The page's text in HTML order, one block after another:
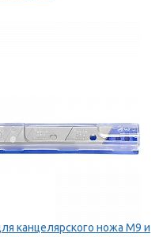
канцелярского ножа M9 и